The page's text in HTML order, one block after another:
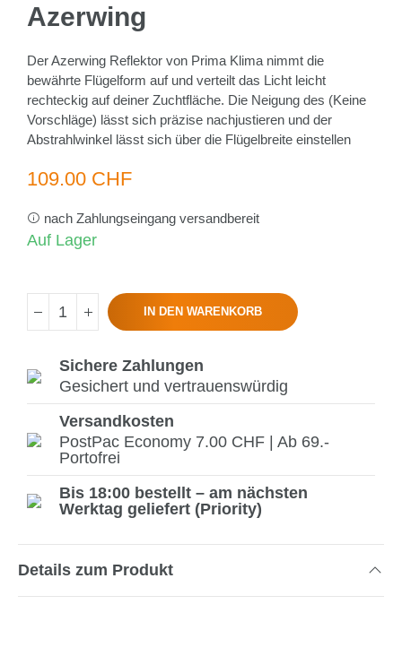
Azerwing
Der Azerwing Reflektor von Prima Klima nimmt die
bewährte Flügelform auf und verteilt das Licht leicht
rechteckig auf deiner Zuchtfläche. Die Neigung des (Keine
Vorschläge) lässt sich präzise nachjustieren und der
Abstrahlwinkel lässt sich über die Flügelbreite einstellen
109.00 CHF
nach Zahlungseingang versandbereit
Auf Lager
IN DEN WARENKORB
Sichere Zahlungen
Gesichert und vertrauenswürdig
Versandkosten
PostPac Economy 7.00 CHF | Ab 69.-
Portofrei
Bis 18:00 bestellt – am nächsten
Werktag geliefert (Priority)
Details zum Produkt